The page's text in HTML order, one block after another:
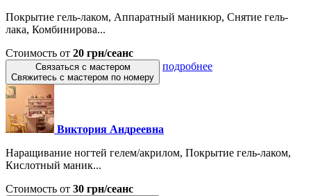
Покрытие гель-лаком, Аппаратный маникюр, Снятие гель-
лака, Комбинирова...
Стоимость от 20 грн/сеанс
Связаться с мастером
Свяжитесь с мастером по номеру
подробнее
Виктория Андреевна
Наращивание ногтей гелем/акрилом, Покрытие гель-лаком,
Кислотный маник...
Стоимость от 30 грн/сеанс